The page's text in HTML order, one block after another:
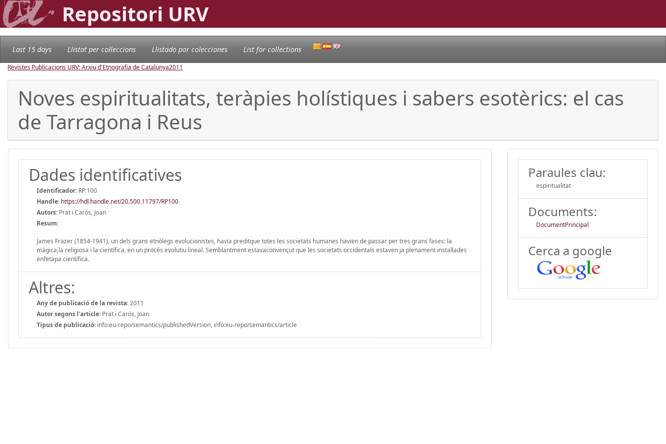
Repositori URV
Last 15 days Llistat per col·leccions Llistado por colecciones List for collections
Revistes Publicacions URV: Arxiu d'Etnografia de Catalunya2011
Noves espiritualitats, teràpies holístiques i sabers esotèrics: el cas
de Tarragona i Reus
Dades identificatives
Identificador: RP:100
Handle: https://hdl.handle.net/20.500.11797/RP100
Autors: Prat i Carós, Joan
Resum:
James Frazer (1854-1941), un dels grans etnòlegs evolucionistes, havia preditque totes les societats humanes havien de passar per tres grans fases: la
màgica,la religiosa i la científica, en un procés evolutiu lineal. Semblantment estavaconvençut que les societats occidentals estaven ja plenament instal·lades
enl’etapa científica.
Altres:
Any de publicació de la revista:2011
Autor segons l'article: Prat i Carós, Joan
Tipus de publicació: info:eu-repo/semantics/publishedVersion, info:eu-repo/semantics/article
Paraules clau:
espiritualitat
Documents:
DocumentPrincipal
Cerca a google